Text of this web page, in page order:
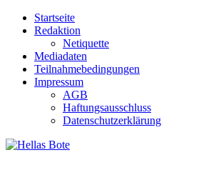
Zum
Inhalt
Startseite
Redaktion
Netiquette
Mediadaten
Teilnahmebedingungen
Impressum
AGB
Haftungsausschluss
Datenschutzerklärung